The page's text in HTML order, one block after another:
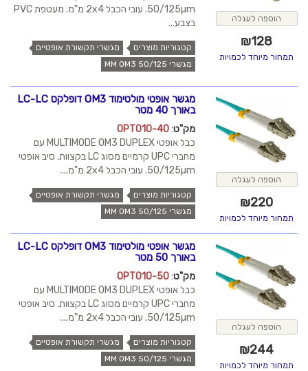
הוספה לעגלה
₪128
תמחור מיוחד לכמויות
50/125µm. עובי הכבל 2x4 מ"מ. מעטפת PVC
בצבע...
קטגוריות מוצרים
מגשרי תקשורת אופטיים
מגשרי MM OM3 50/125
הוספה לעגלה
₪220
תמחור מיוחד לכמויות
מגשר אופטי מולטימוד OM3 דופלקס LC-LC
באורך 40 מטר
מק"ט:
OPT010-40
כבל אופטי MULTIMODE OM3 DUPLEX עם
מחברי UPC קרמיים מסוג LC בקצוות. סיב אופטי
50/125µm. עובי הכבל 2x4 מ"מ....
קטגוריות מוצרים
מגשרי תקשורת אופטיים
מגשרי MM OM3 50/125
הוספה לעגלה
₪244
תמחור מיוחד לכמויות
מגשר אופטי מולטימוד OM3 דופלקס LC-LC
באורך 50 מטר
מק"ט:
OPT010-50
כבל אופטי MULTIMODE OM3 DUPLEX עם
מחברי UPC קרמיים מסוג LC בקצוות. סיב אופטי
50/125µm. עובי הכבל 2x4 מ"מ....
קטגוריות מוצרים
מגשרי תקשורת אופטיים
מגשרי MM OM3 50/125